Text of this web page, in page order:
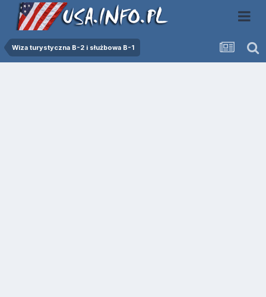
Wiza turystyczna B-2 i służbowa B-1